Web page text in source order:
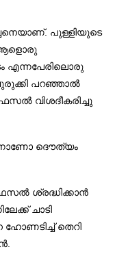
പുള്ളിയുടെ
ആളൊരു
എന്നപേരിലൊരു
പറഞ്ഞാൽ
വിശദീകരിച്ചു
ദൌത്യം
ശ്രദ്ധിക്കാൻ
ചാടി
തെറി